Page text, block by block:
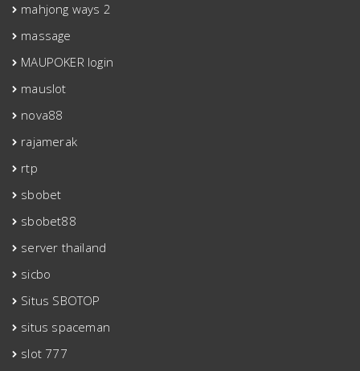
mahjong ways 2
massage
MAUPOKER login
mauslot
nova88
rajamerak
rtp
sbobet
sbobet88
server thailand
sicbo
Situs SBOTOP
situs spaceman
slot 777